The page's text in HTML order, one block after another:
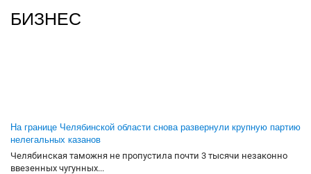
БИЗНЕС
На границе Челябинской области снова развернули крупную партию
нелегальных казанов
Челябинская таможня не пропустила почти 3 тысячи незаконно
ввезенных чугунных...